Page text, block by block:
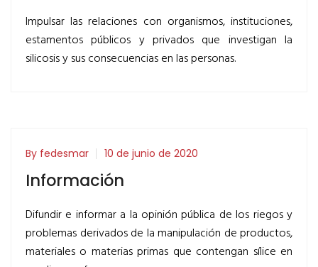
Impulsar las relaciones con organismos, instituciones,
estamentos públicos y privados que investigan la
silicosis y sus consecuencias en las personas.
By fedesmar 10 de junio de 2020
Información
Difundir e informar a la opinión pública de los riegos y
problemas derivados de la manipulación de productos,
materiales o materias primas que contengan sílice en